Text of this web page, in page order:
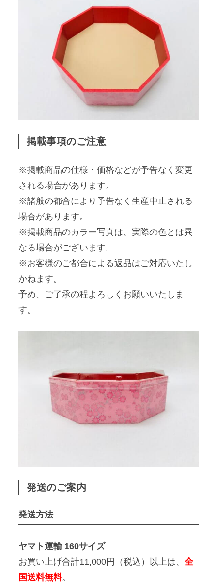
掲載事項のご注意
※掲載商品の仕様・価格などが予告なく変更
される場合があります。
※諸般の都合により予告なく生産中止される
場合があります。
※掲載商品のカラー写真は、実際の色とは異
なる場合がございます。
※お客様のご都合による返品はご対応いたし
かねます。
予め、ご了承の程よろしくお願いいたしま
す。
発送のご案内
発送方法
ヤマト運輸 160サイズ
お買い上げ合計11,000円（税込）以上は、 全
国送料無料。